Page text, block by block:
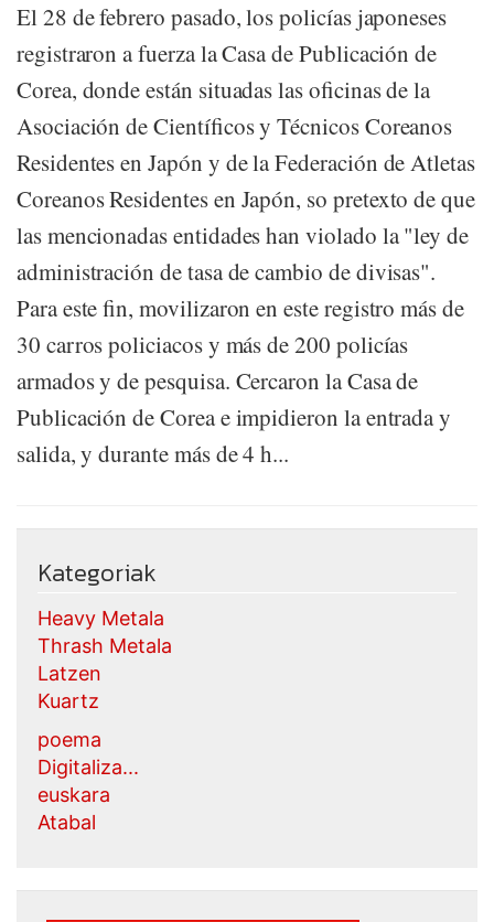
El 28 de febrero pasado, los policías japoneses
registraron a fuerza la Casa de Publicación de
Corea, donde están situadas las oficinas de la
Asociación de Científicos y Técnicos Coreanos
Residentes en Japón y de la Federación de Atletas
Coreanos Residentes en Japón, so pretexto de que
las mencionadas entidades han violado la "ley de
administración de tasa de cambio de divisas".
Para este fin, movilizaron en este registro más de
30 carros policiacos y más de 200 policías
armados y de pesquisa. Cercaron la Casa de
Publicación de Corea e impidieron la entrada y
salida, y durante más de 4 h...
Kategoriak
Heavy Metala
Thrash Metala
Latzen
Kuartz
poema
Digitaliza...
euskara
Atabal